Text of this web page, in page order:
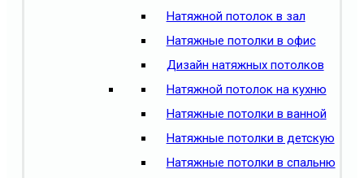
Натяжной потолок в зал
Натяжные потолки в офис
Дизайн натяжных потолков
Натяжной потолок на кухню
Натяжные потолки в ванной
Натяжные потолки в детскую
Натяжные потолки в спальню